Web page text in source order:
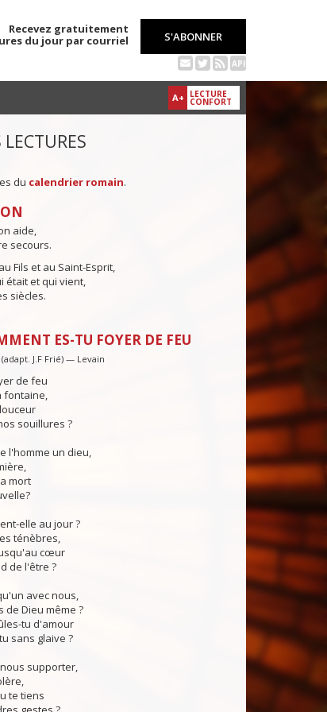
Recevez gratuitement
du jour par courriel
S'ABONNER
API
A+ LECTURE
CONFORT
LECTURES
du calendrier romain.
aide,
secours.
Fils et au Saint-Esprit,
était et qui vient,
siècles.
ES-TU FOYER DE FEU
J.F Frié) — Levain
de feu
fontaine,
souillures ?
l'homme un dieu,
mort
elle au jour ?
ténèbres,
cœur
de l'être ?
avec nous,
Dieu même ?
tu d'amour
sans glaive ?
supporter,
te tiens